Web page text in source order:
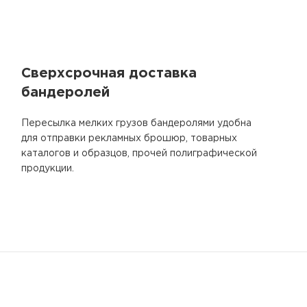
Сверхсрочная доставка
бандеролей
Пересылка мелких грузов бандеролями удобна
для отправки рекламных брошюр, товарных
каталогов и образцов, прочей полиграфической
продукции.